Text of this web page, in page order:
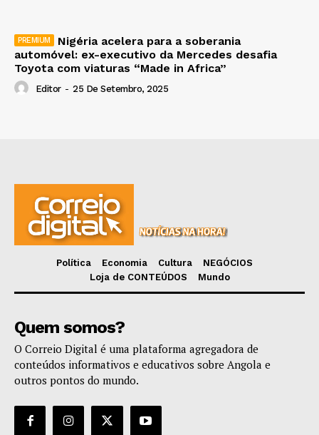
Nigéria acelera para a soberania
automóvel: ex-executivo da Mercedes desafia
Toyota com viaturas “Made in Africa”
Editor - 25 De Setembro, 2025
Política Economia Cultura
NEGÓCIOS
Loja de CONTEÚDOS
Mundo
Quem somos?
O Correio Digital é uma plataforma agregadora de
conteúdos informativos e educativos sobre Angola e
outros pontos do mundo.